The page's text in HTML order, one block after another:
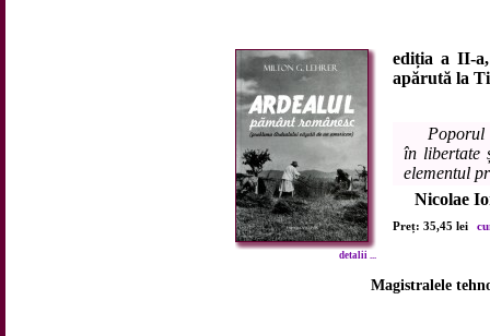
detalii ...
ediția a II-
apărută la
Poporul
în libertate
elementul
Nicolae
Preț: 35,45 lei
Magistralele